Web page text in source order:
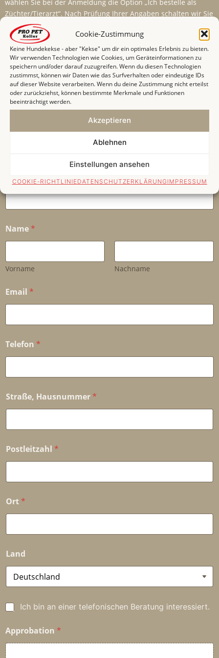
Cookie-Zustimmung
Keine Hundekekse - aber "Kekse" um dir ein optimales Erlebnis zu bieten.
Wir verwenden Technologien wie Cookies, um Geräteinformationen zu
speichern und/oder darauf zuzugreifen. Wenn du diesen Technologien
zustimmst, können wir Daten wie das Surfverhalten oder eindeutige IDs
auf dieser Website verarbeiten. Wenn du deine Zustimmung nicht erteilst
oder zurückziehst, können bestimmte Merkmale und Funktionen
beeinträchtigt werden.
Akzeptieren
Ablehnen
Einstellungen ansehen
COOKIE-RICHTLINIEDATENSCHUTZERKLÄRUNG IMPRESSUM
wählen Sie bei der Anmeldung die Option „Ich bestelle als
Züchter/Tierarzt“. Nach Prüfung Ihrer Angaben schalten wir Sie
für die entsprechenden Konditionen im Shop frei.
Hinweis:
Aus logistischen Gründen können wir aktuell nur
Registrierungen aus Deutschland berücksichtigen. Unser
Tierarztprogramm richtet sich ausschließlich an approbierte
Tierärzt:innen mit eigener Praxis oder Tätigkeit im
tiermedizinischen Bereich. Wir behalten uns vor,
bestehende Zugänge bei Missbrauch des Programms zu
Name *
Vorname Nachname
Email *
Telefon *
Straße, Hausnummer *
Postleitzahl *
Ort *
Land
P
e
s
ö
n
Ich bin an einer telefonischen Beratung interessiert.
Approbation *